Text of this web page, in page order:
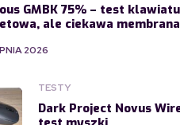
GMBK 75% – test
ale ciekawa membrana
2026
TESTY
Dark Project Novus